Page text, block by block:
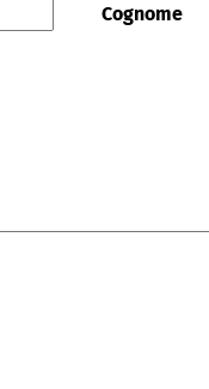
Cognome